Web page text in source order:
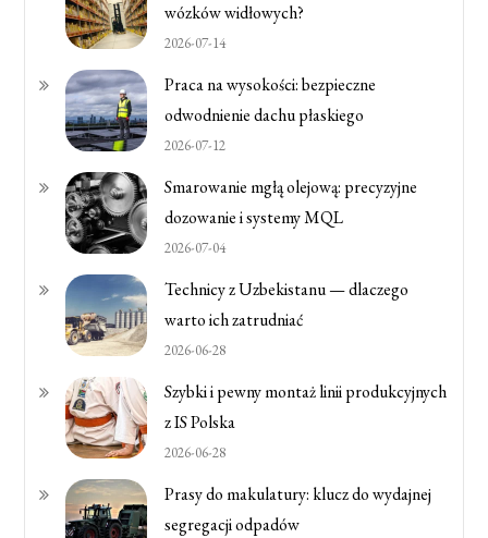
wózków widłowych?
2026-07-14
Praca na wysokości: bezpieczne
odwodnienie dachu płaskiego
2026-07-12
Smarowanie mgłą olejową: precyzyjne
dozowanie i systemy MQL
2026-07-04
Technicy z Uzbekistanu — dlaczego
warto ich zatrudniać
2026-06-28
Szybki i pewny montaż linii produkcyjnych
z IS Polska
2026-06-28
Prasy do makulatury: klucz do wydajnej
segregacji odpadów